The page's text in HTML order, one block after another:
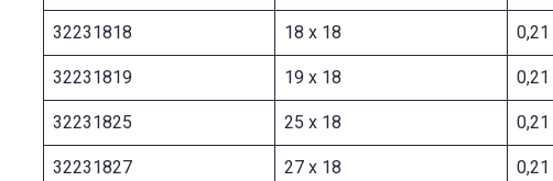
32231818 18 x 18 0,21
32231819 19 x 18 0,21
32231825 25 x 18 0,21
32231827 27 x 18 0,21